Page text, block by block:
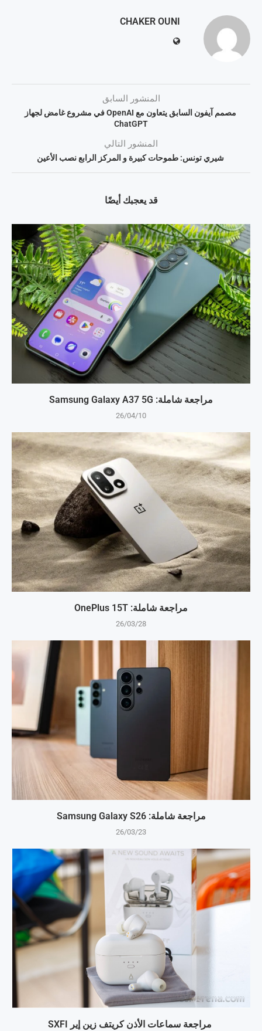
CHAKER OUNI
المنشور السابق
مصمم آيفون السابق يتعاون مع OpenAI في مشروع غامض لجهاز
ChatGPT
المنشور التالي
شيري تونس: طموحات كبيرة و المركز الرابع نصب الأعين
قد يعجبك أيضًا
مراجعة شاملة: Samsung Galaxy A37 5G
26/04/10
مراجعة شاملة: OnePlus 15T
26/03/28
مراجعة شاملة: Samsung Galaxy S26
26/03/23
مراجعة سماعات الأذن كريتف زين إير SXFI